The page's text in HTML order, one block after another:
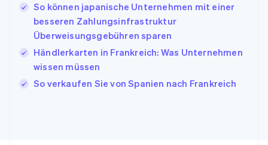
So können japanische Unternehmen mit einer
besseren Zahlungsinfrastruktur
Überweisungsgebühren sparen
Händlerkarten in Frankreich: Was Unternehmen
wissen müssen
So verkaufen Sie von Spanien nach Frankreich
English Français
Kroatien
EnglishItaliano
Lettland
Liechtenstein
DeutschEnglish